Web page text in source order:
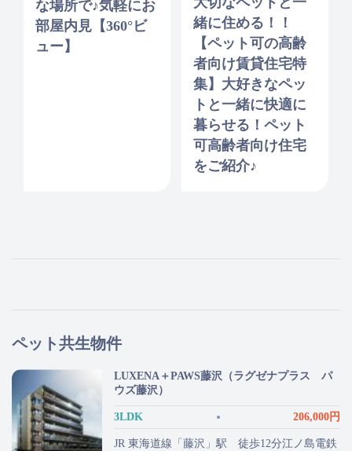
な場所で♪気軽にお
部屋内見【360°ビ
ュー】
緒に住める！！
【ペット可の高齢
者向け賃貸住宅特
集】大好きなペッ
トと一緒に快適に
暮らせる！ペット
可高齢者向け住宅
をご紹介♪
ペット共生物件
LUXENA＋PAWS藤沢（ラグゼナプラス パ
ウズ藤沢）
3LDK 206,000円
JR 東海道線「藤沢」駅 徒歩12分江ノ島電鉄